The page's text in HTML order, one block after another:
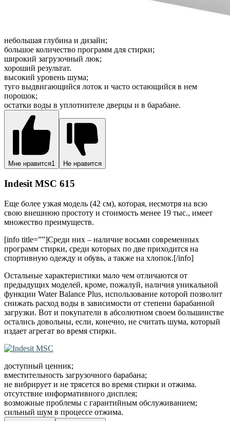
небольшая глубина и дизайн;
большое количество программ для стирки;
широкий загрузочный люк;
хороший результат.
высокий уровень шума;
туго выдвигающийся лоток и часто остающийся в нем
порошок;
остатки воды в уплотнителе дверцы и в барабане.
Мне нравится1 Не нравится
Indesit MSC 615
Еще более узкая модель (42 см), которая, несмотря на всю
свою внешнюю простоту и стоимость менее 19 тыс., имеет
множество преимуществ.
[info title=””]Среди них – наличие восьми современных
программ стирки, среди которых по две приходится на
спортивную одежду и обувь, а также на хлопок.[/info]
Остальные характеристики мало чем отличаются от
предыдущих моделей, кроме, пожалуй, наличия уникальной
функции Water Balance Plus, использование которой позволит
снижать расход воды в зависимости от степени барабанной
загрузки. Вот и покупатели в абсолютном своем большинстве
остались довольны, если, конечно, не считать шума, который
издает агрегат во время стирки.
доступный ценник;
вместительность загрузочного барабана;
не вибрирует и не трясется во время стирки и отжима.
отсутствие информативного дисплея;
возможные проблемы с гарантийным обслуживанием;
сильный шум в процессе отжима.